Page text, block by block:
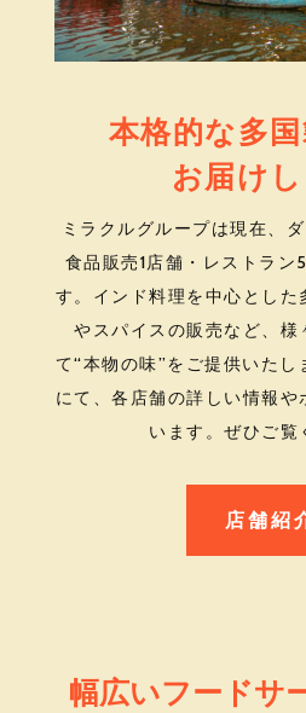
本格的な多
お届け
ミラクルグループは現在、
食品販売1店舗・レストラン
す。インド料理を中心とした
やスパイスの販売など、様
て“本物の味”をご提供いた
にて、各店舗の詳しい情報や
います。ぜひご覧
店舗紹
幅広いフードサ